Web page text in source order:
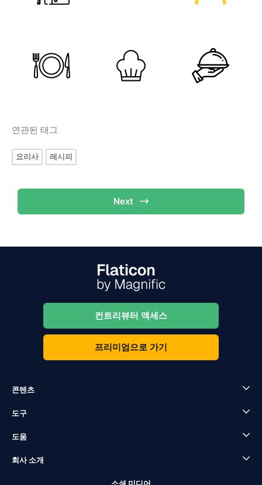
연관된 태그
요리사 레시피
Next
컨트리뷰터 액세스
프리미엄으로 가기
콘텐츠
도구
도움
회사 소개